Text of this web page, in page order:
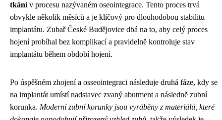
tkánív procesu nazývaném oseointegrace. Tento proces trvá
obvykle několik měsíců a je klíčový pro dlouhodobou stabilitu
implantátu. Zubař České Budějovice dbá na to, aby celý proces
hojení probíhal bez komplikací a pravidelně kontroluje stav
implantátu během období hojení.
Po úspěšném zhojení a osseointegraci následuje druhá fáze, kdy se
na implantát umístí nadstavec zvaný abutment a následně zubní
korunka. Moderní zubní korunky jsou vyráběny z materiálů, které